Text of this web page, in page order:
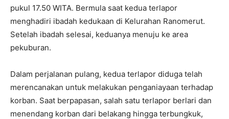
pukul 17.50 WITA. Bermula saat kedua terlapor
menghadiri ibadah kedukaan di Kelurahan Ranomerut.
Setelah ibadah selesai, keduanya menuju ke area
pekuburan.
Dalam perjalanan pulang, kedua terlapor diduga telah
merencanakan untuk melakukan penganiayaan terhadap
korban. Saat berpapasan, salah satu terlapor berlari dan
menendang korban dari belakang hingga terbungkuk,